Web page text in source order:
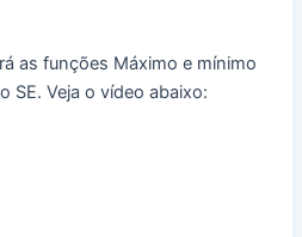
as funções Máximo e mínimo
SE​. Veja o vídeo abaixo: